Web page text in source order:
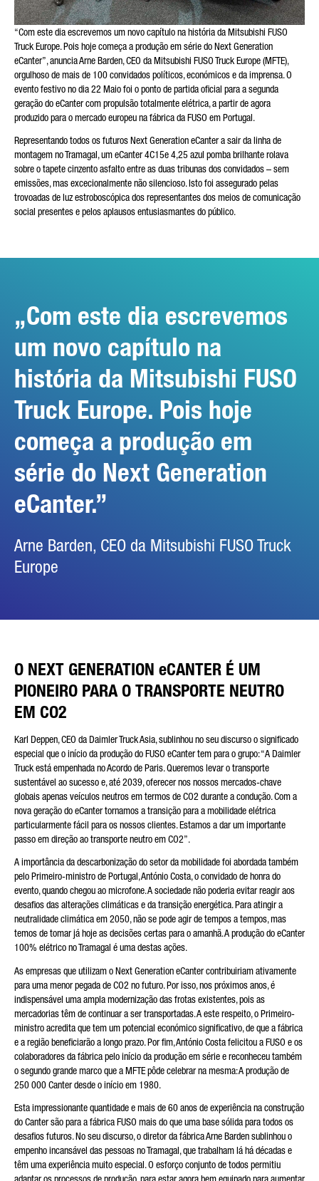
* O campo é obrigatório
Processaremos, armazenaremos e utilizaremos
cuidadosamente os seus dados de acordo com as disposições
legais sobre protecção de dados, em conformidade com o seu
consentimento, apenas com a finalidade de processar a sua
dados pessoais pela Daimler Truck AG, bem como
informações detalhadas sobre os seus direitos, podem ser
encontrados online nas informações sobre protecção de
dados.
“Com este dia escrevemos um novo capítulo na história da Mitsubishi FUSO
Truck Europe. Pois hoje começa a produção em série do Next Generation
eCanter”, anuncia Arne Barden, CEO da Mitsubishi FUSO Truck Europe (MFTE),
orgulhoso de mais de 100 convidados políticos, económicos e da imprensa. O
evento festivo no dia 22 Maio foi o ponto de partida oficial para a segunda
geração do eCanter com propulsão totalmente elétrica, a partir de agora
produzido para o mercado europeu na fábrica da FUSO em Portugal.
Representando todos os futuros Next Generation eCanter a sair da linha de
montagem no Tramagal, um eCanter 4C15e 4,25 azul pomba brilhante rolava
sobre o tapete cinzento asfalto entre as duas tribunas dos convidados – sem
emissões, mas excecionalmente não silencioso. Isto foi assegurado pelas
trovoadas de luz estroboscópica dos representantes dos meios de comunicação
social presentes e pelos aplausos entusiasmantes do público.
Com este dia escrevemos
um novo capítulo na
história da Mitsubishi FUSO
Truck Europe. Pois hoje
começa a produção em
série do Next Generation
eCanter.
Arne Barden, CEO da Mitsubishi FUSO Truck
Europe
O NEXT GENERATION eCANTER É UM
PIONEIRO PARA O TRANSPORTE NEUTRO
EM CO2
Karl Deppen, CEO da Daimler Truck Asia, sublinhou no seu discurso o significado
especial que o início da produção do FUSO eCanter tem para o grupo: “A Daimler
Truck está empenhada no Acordo de Paris. Queremos levar o transporte
sustentável ao sucesso e, até 2039, oferecer nos nossos mercados-chave
globais apenas veículos neutros em termos de CO2 durante a condução. Com a
nova geração do eCanter tornamos a transição para a mobilidade elétrica
particularmente fácil para os nossos clientes. Estamos a dar um importante
passo em direção ao transporte neutro em CO2”.
A importância da descarbonização do setor da mobilidade foi abordada também
pelo Primeiro-ministro de Portugal, António Costa, o convidado de honra do
evento, quando chegou ao microfone. A sociedade não poderia evitar reagir aos
desafios das alterações climáticas e da transição energética. Para atingir a
neutralidade climática em 2050, não se pode agir de tempos a tempos, mas
temos de tomar já hoje as decisões certas para o amanhã. A produção do eCanter
100% elétrico no Tramagal é uma destas ações.
As empresas que utilizam o Next Generation eCanter contribuiriam ativamente
para uma menor pegada de CO2 no futuro. Por isso, nos próximos anos, é
indispensável uma ampla modernização das frotas existentes, pois as
mercadorias têm de continuar a ser transportadas. A este respeito, o Primeiro-
ministro acredita que tem um potencial económico significativo, de que a fábrica
e a região beneficiarão a longo prazo. Por fim, António Costa felicitou a FUSO e os
colaboradores da fábrica pelo início da produção em série e reconheceu também
o segundo grande marco que a MFTE pôde celebrar na mesma: A produção de
250 000 Canter desde o início em 1980.
Esta impressionante quantidade e mais de 60 anos de experiência na construção
do Canter são para a fábrica FUSO mais do que uma base sólida para todos os
desafios futuros. No seu discurso, o diretor da fábrica Arne Barden sublinhou o
empenho incansável das pessoas no Tramagal, que trabalham lá há décadas e
têm uma experiência muito especial. O esforço conjunto de todos permitiu